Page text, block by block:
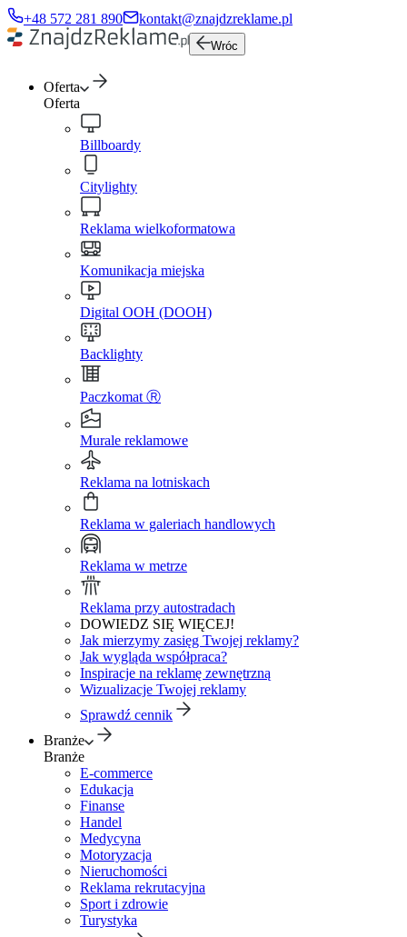
+48 572 281 890 kontakt@znajdzreklame.pl
Wróc
Oferta
Oferta
Billboardy
Citylighty
Reklama wielkoformatowa
Komunikacja miejska
Digital OOH (DOOH)
Backlighty
Paczkomat Ⓡ
Murale reklamowe
Reklama na lotniskach
Reklama w galeriach handlowych
Reklama w metrze
Reklama przy autostradach
DOWIEDZ SIĘ WIĘCEJ!
Jak mierzymy zasięg Twojej reklamy?
Jak wygląda współpraca?
Inspiracje na reklamę zewnętrzną
Wizualizacje Twojej reklamy
Sprawdź cennik
Branże
Branże
E-commerce
Edukacja
Finanse
Handel
Medycyna
Motoryzacja
Nieruchomości
Reklama rekrutacyjna
Sport i zdrowie
Turystyka